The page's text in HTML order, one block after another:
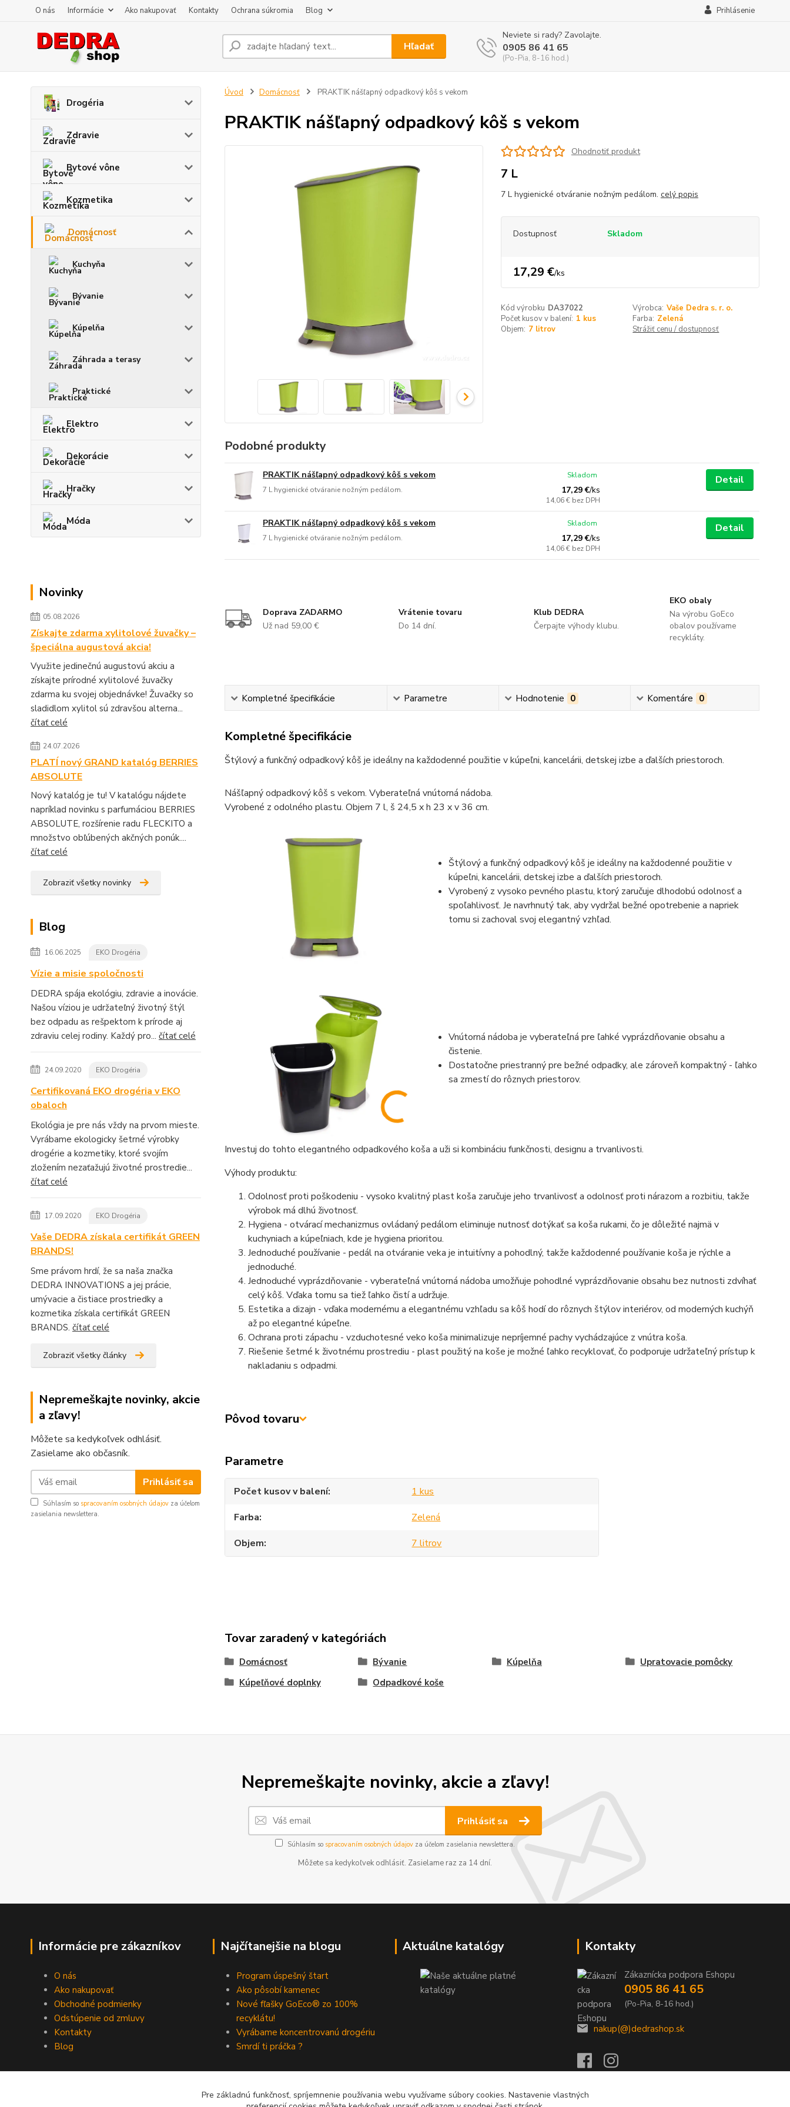
O nás Informácie Ako nakupovať Kontakty Ochrana súkromia Blog Prihlásenie
Hľadať
Neviete si rady? Zavolajte.
0905 86 41 65
(Po-Pia, 8-16 hod.)
Drogéria
Zdravie
Bytové vône
Kozmetika
Domácnosť
Kuchyňa
Bývanie
Kúpelňa
Záhrada a terasy
Praktické
Elektro
Dekorácie
Hračky
Móda
Novinky
05.08.2026
Získajte zdarma xylitolové žuvačky –
špeciálna augustová akcia!
Využite jedinečnú augustovú akciu a
získajte prírodné xylitolové žuvačky
zdarma ku svojej objednávke! Žuvačky so
sladidlom xylitol sú zdravšou alterna...
čítať celé
24.07.2026
PLATÍ nový GRAND katalóg BERRIES
ABSOLUTE
Nový katalóg je tu! V katalógu nájdete
napríklad novinku s parfumáciou BERRIES
ABSOLUTE, rozšírenie radu FLECKITO a
množstvo obľúbených akčných ponúk....
čítať celé
Zobraziť všetky novinky
Blog
16.06.2025 EKO Drogéria
Vízie a misie spoločnosti
DEDRA spája ekológiu, zdravie a inovácie.
Našou víziou je udržateľný životný štýl
bez odpadu as rešpektom k prírode aj
zdraviu celej rodiny. Každý pro... čítať celé
24.09.2020 EKO Drogéria
Certifikovaná EKO drogéria v EKO
obaloch
Ekológia je pre nás vždy na prvom mieste.
Vyrábame ekologicky šetrné výrobky
drogérie a kozmetiky, ktoré svojím
zložením nezaťažujú životné prostredie...
čítať celé
17.09.2020 EKO Drogéria
Vaše DEDRA získala certifikát GREEN
BRANDS!
Sme právom hrdí, že sa naša značka
DEDRA INNOVATIONS a jej prácie,
umývacie a čistiace prostriedky a
kozmetika získala certifikát GREEN
BRANDS. čítať celé
Zobraziť všetky články
Nepremeškajte novinky, akcie
a zľavy!
Môžete sa kedykoľvek odhlásiť.
Zasielame ako občasník.
Prihlásiť sa
Súhlasím so spracovaním osobných údajov za účelom
zasielania newslettera.
Úvod Domácnosť PRAKTIK nášľapný odpadkový kôš s vekom
PRAKTIK nášľapný odpadkový kôš s vekom
Ohodnotiť produkt
7 L
7 L hygienické otváranie nožným pedálom. celý popis
Dostupnosť Skladom
17,29 €/ks
Kód výrobku DA37022 Výrobca: Vaše Dedra s. r. o.
Počet kusov v balení: 1 kus Farba: Zelená
Objem: 7 litrov Strážiť cenu / dostupnosť
Podobné produkty
PRAKTIK nášľapný odpadkový kôš s vekom
7 L hygienické otváranie nožným pedálom. 17,29 €/ks
14,06 € bez DPH
Skladom Detail
PRAKTIK nášľapný odpadkový kôš s vekom
7 L hygienické otváranie nožným pedálom. 17,29 €/ks
14,06 € bez DPH
Skladom Detail
Doprava ZADARMO
Už nad 59,00 €
Vrátenie tovaru
Do 14 dní.
Klub DEDRA
Čerpajte výhody klubu.
EKO obaly
Na výrobu GoEco
obalov používame
recykláty.
Kompletné špecifikácie Parametre Hodnotenie 0 Komentáre 0
Kompletné špecifikácie
Štýlový a funkčný odpadkový kôš je ideálny na každodenné použitie v kúpeľni, kancelárii, detskej izbe a ďalších priestoroch.
Nášľapný odpadkový kôš s vekom. Vyberateľná vnútorná nádoba.
Vyrobené z odolného plastu. Objem 7 l, š 24,5 x h 23 x v 36 cm.
Štýlový a funkčný odpadkový kôš je ideálny na každodenné použitie v
kúpeľni, kancelárii, detskej izbe a ďalších priestoroch.
Vyrobený z vysoko pevného plastu, ktorý zaručuje dlhodobú odolnosť a
spoľahlivosť. Je navrhnutý tak, aby vydržal bežné opotrebenie a napriek
tomu si zachoval svoj elegantný vzhľad.
Vnútorná nádoba je vyberateľná pre ľahké vyprázdňovanie obsahu a
čistenie.
Dostatočne priestranný pre bežné odpadky, ale zároveň kompaktný - ľahko
sa zmestí do rôznych priestorov.
Investuj do tohto elegantného odpadkového koša a uži si kombináciu funkčnosti, designu a trvanlivosti.
Výhody produktu:
Odolnosť proti poškodeniu - vysoko kvalitný plast koša zaručuje jeho trvanlivosť a odolnosť proti nárazom a rozbitiu, takže
výrobok má dlhú životnosť.
Hygiena - otvárací mechanizmus ovládaný pedálom eliminuje nutnosť dotýkať sa koša rukami, čo je dôležité najmä v
kuchyniach a kúpeľniach, kde je hygiena prioritou.
Jednoduché používanie - pedál na otváranie veka je intuitívny a pohodlný, takže každodenné používanie koša je rýchle a
jednoduché.
Jednoduché vyprázdňovanie - vyberateľná vnútorná nádoba umožňuje pohodlné vyprázdňovanie obsahu bez nutnosti zdvíhať
celý kôš. Vďaka tomu sa tiež ľahko čistí a udržuje.
Estetika a dizajn - vďaka modernému a elegantnému vzhľadu sa kôš hodí do rôznych štýlov interiérov, od moderných kuchýň
až po elegantné kúpeľne.
Ochrana proti zápachu - vzduchotesné veko koša minimalizuje nepríjemné pachy vychádzajúce z vnútra koša.
Riešenie šetrné k životnému prostrediu - plast použitý na koše je možné ľahko recyklovať, čo podporuje udržateľný prístup k
nakladaniu s odpadmi.
Pôvod tovaru
Parametre
Počet kusov v balení
1 kus
Farba
Zelená
Objem
7 litrov
Tovar zaradený v kategóriách
Domácnosť Bývanie Kúpelňa
Upratovacie pomôcky
Kúpeľňové doplnky
Odpadkové koše
Nepremeškajte novinky, akcie a zľavy!
Prihlásiť sa
Súhlasím so spracovaním osobných údajov za účelom zasielania newslettera.
Môžete sa kedykoľvek odhlásiť. Zasielame raz za 14 dní.
Informácie pre zákazníkov
O nás
Ako nakupovať
Obchodné podmienky
Odstúpenie od zmluvy
Kontakty
Blog
Najčítanejšie na blogu
Program úspešný štart
Ako pôsobí kamenec
Nové fľašky GoEco® zo 100%
recyklátu!
Vyrábame koncentrovanú drogériu
Smrdí ti práčka ?
Aktuálne katalógy Kontakty
Zákaznícka podpora Eshopu
0905 86 41 65
(Po-Pia, 8-16 hod.)
nakup(@)dedrashop.sk
Pre základnú funkčnosť, spríjemnenie používania webu využívame súbory cookies. Nastavenie vlastných